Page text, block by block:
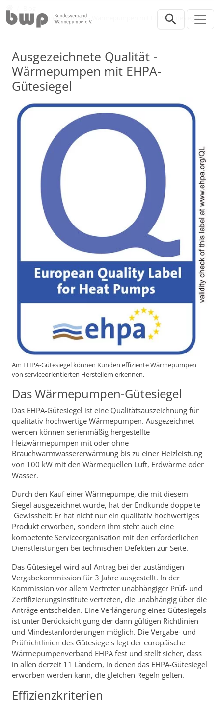
Ausgezeichnete Qualität - Wärmepumpen mit EHPA-Gütesiegel
Ausgezeichnete Qualität -
Wärmepumpen mit EHPA-
Gütesiegel
Am EHPA-Gütesiegel können Kunden effiziente Wärmepumpen
von serviceorientierten Herstellern erkennen.
Das Wärmepumpen-Gütesiegel
Das EHPA-Gütesiegel ist eine Qualitätsauszeichnung für
qualitativ hochwertige Wärmepumpen. Ausgezeichnet
werden können serienmäßig hergestellte
Heizwärmepumpen mit oder ohne
Brauchwarmwassererwärmung bis zu einer Heizleistung
von 100 kW mit den Wärmequellen Luft, Erdwärme oder
Wasser.
Durch den Kauf einer Wärmepumpe, die mit diesem
Siegel ausgezeichnet wurde, hat der Endkunde doppelte
Gewissheit: Er hat nicht nur ein qualitativ hochwertiges
Produkt erworben, sondern ihm steht auch eine
kompetente Serviceorganisation mit den erforderlichen
Dienstleistungen bei technischen Defekten zur Seite.
Das Gütesiegel wird auf Antrag bei der zuständigen
Vergabekommission für 3 Jahre ausgestellt. In der
Kommission vor allem Vertreter unabhängiger Prüf- und
Zertifizierungsinstitute vertreten, die unabhängig über die
Anträge entscheiden. Eine Verlängerung eines Gütesiegels
ist unter Berücksichtigung der dann gültigen Richtlinien
und Mindestanforderungen möglich. Die Vergabe- und
Prüfrichtlinien des Gütesiegels legt der europäische
Wärmepumpenverband EHPA fest und stellt sicher, dass
in allen derzeit 11 Ländern, in denen das EHPA-Gütesiegel
erworben werden kann, die gleichen Regeln gelten.
Effizienzkriterien